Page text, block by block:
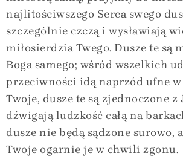
najlitościwszego Serca swego
szczególnie czczą i wysławiają
miłosierdzia Twego. Dusze te są
Boga samego; wśród wszelkich
przeciwności idą naprzód ufne
Twoje, dusze te są zjednoczone z
dźwigają ludzkość całą na
dusze nie będą sądzone surowo,
Twoje ogarnie je w chwili zgonu.